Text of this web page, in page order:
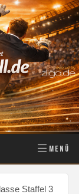
MENÜ
Staffel 3